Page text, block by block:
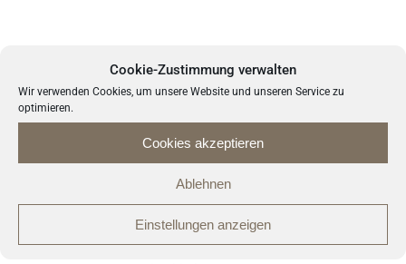
Cookie-Zustimmung verwalten
Wir verwenden Cookies, um unsere Website und unseren Service zu
optimieren.
Cookies akzeptieren
Ablehnen
Einstellungen anzeigen
Neueste Beiträge
Gelungenes Sommerfest Dank freiwilliger
Ostermarkt im Altenheim St. Franziskus: Ein
voller Erfolg!